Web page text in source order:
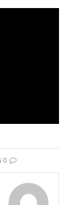
0 تعليقات